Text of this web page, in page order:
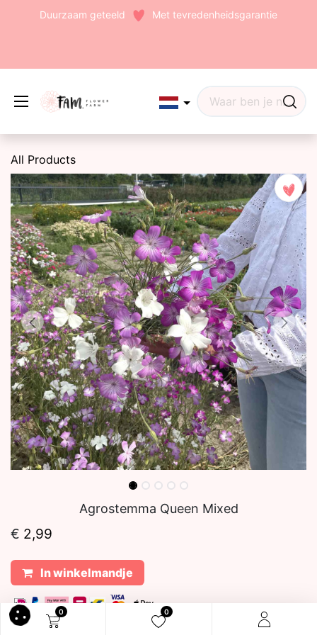
0 0
Duurzaam geteeld Met tevredenheidsgarantie
(242)
Edit widget
All Products
Agrostemma Queen Mixed
€ 2,99
In winkelmandje
Tags: Makkelijk te groeien